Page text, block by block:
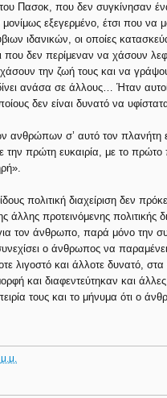
Πασοκ, που δεν συγκίνησαν
εξεγερμένο, έτσι που να
ιδανικών, οι οποίες
δεν περίμεναν να χάσουν
την ζωή τους και να
δίνει ανάσα σε άλλους… Ήταν
δεν είναι δυνατό να
ανθρώπων σ’ αυτό τον πλανήτη
την πρώτη ευκαιρία, με το
πολιτική διαχείριση δεν
προτεινόμενης πολιτικής
τον άνθρωπο, παρά μόνο την
ο άνθρωπος να παραμένει
λιγοστό και άλλοτε δυνατό,
και διαφεντεύτηκαν και
τους και το μήνυμα ότι ο